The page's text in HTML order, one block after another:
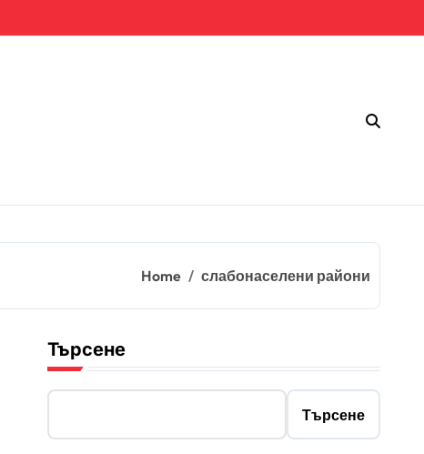
Home слабонаселени райони
Търсене
Търсене